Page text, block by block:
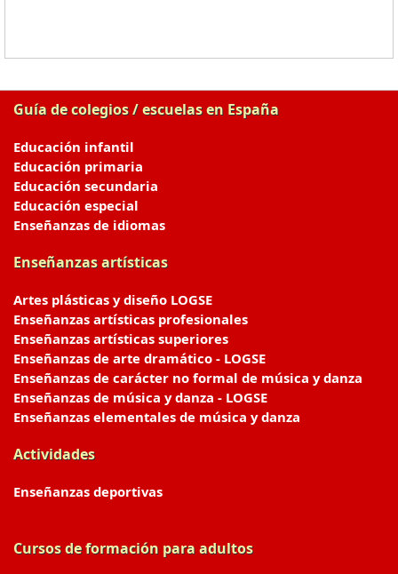
Guía de colegios / escuelas en España
Educación infantil
Educación primaria
Educación secundaria
Educación especial
Enseñanzas de idiomas
Enseñanzas artísticas
Artes plásticas y diseño LOGSE
Enseñanzas artísticas profesionales
Enseñanzas artísticas superiores
Enseñanzas de arte dramático - LOGSE
Enseñanzas de carácter no formal de música y danza
Enseñanzas de música y danza - LOGSE
Enseñanzas elementales de música y danza
Actividades
Enseñanzas deportivas
Cursos de formación para adultos